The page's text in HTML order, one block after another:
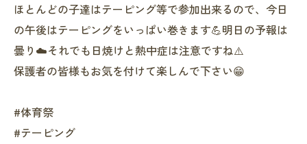
ほとんどの子達はテーピング等で参加出来るので、今日
の午後はテーピングをいっぱい巻きます💪明日の予報は
曇り☁️それでも日焼けと熱中症は注意ですね⚠️
保護者の皆様もお気を付けて楽しんで下さい😁
#体育祭
#テーピング